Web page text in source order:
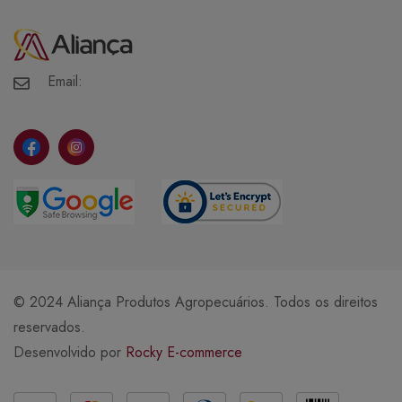
Minha Conta
Meus Pedidos
Meus Favoritos
Email:
© 2024 Aliança Produtos Agropecuários. Todos os direitos
reservados.
Desenvolvido por Rocky E-commerce
Métodos de Pagamento